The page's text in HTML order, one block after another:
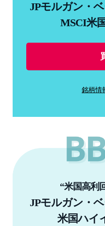
JPモルガン・
MSCI米
銘柄情
“米国高利
JPモルガン・
米国ハイ